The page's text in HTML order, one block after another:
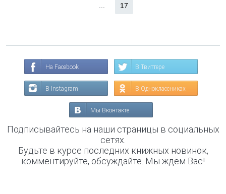
17
На Facebook В Твиттере
В Instagram В Одноклассниках
Мы Вконтакте
Подписывайтесь на наши страницы в социальных
сетях.
Будьте в курсе последних книжных новинок,
комментируйте, обсуждайте. Мы ждём Вас!